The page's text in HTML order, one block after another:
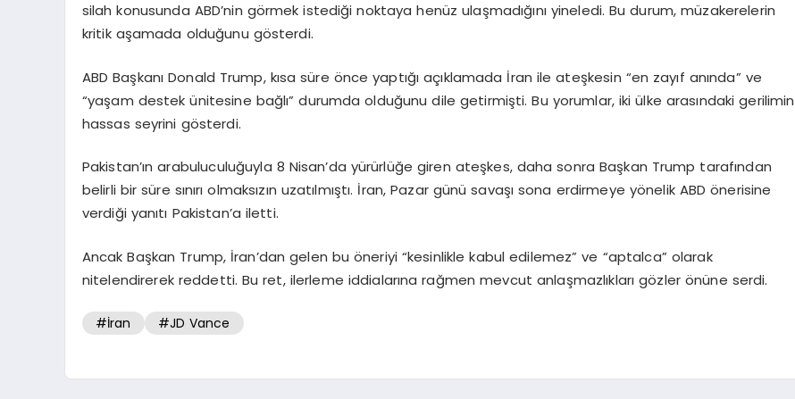
silah konusunda ABD’nin görmek istediği noktaya henüz ulaşmadığını yineledi. Bu durum, müzakerelerin
kritik aşamada olduğunu gösterdi.
ABD Başkanı Donald Trump, kısa süre önce yaptığı açıklamada İran ile ateşkesin “en zayıf anında” ve
“yaşam destek ünitesine bağlı” durumda olduğunu dile getirmişti. Bu yorumlar, iki ülke arasındaki gerilimin
hassas seyrini gösterdi.
Pakistan’ın arabuluculuğuyla 8 Nisan’da yürürlüğe giren ateşkes, daha sonra Başkan Trump tarafından
belirli bir süre sınırı olmaksızın uzatılmıştı. İran, Pazar günü savaşı sona erdirmeye yönelik ABD önerisine
verdiği yanıtı Pakistan’a iletti.
Ancak Başkan Trump, İran’dan gelen bu öneriyi “kesinlikle kabul edilemez” ve “aptalca” olarak
nitelendirerek reddetti. Bu ret, ilerleme iddialarına rağmen mevcut anlaşmazlıkları gözler önüne serdi.
#İran #JD Vance